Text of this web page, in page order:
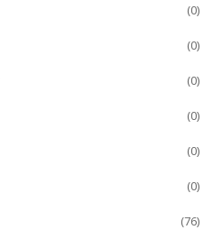
(0)
(0)
(0)
(0)
(0)
(0)
(76)